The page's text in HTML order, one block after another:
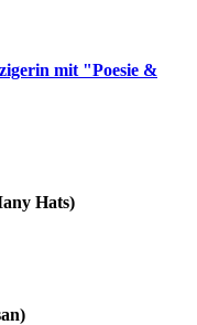
mit "Poesie &
Hats)